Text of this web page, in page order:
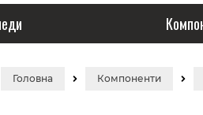
Головна Компоненти